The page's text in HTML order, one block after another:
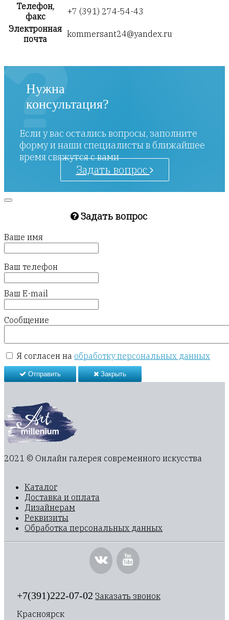
Телефон,
факс
+7 (391) 274-54-43
Электронная
почта
kommersant24@yandex.ru
Нужна
консультация?
Если у вас остались вопросы, заполните
форму и наши специалисты в ближайшее
время свяжутся с вами
Задать вопрос
Задать вопрос
Ваше имя
Ваш телефон
Ваш E-mail
Сообщение
Я согласен на обработку персональных данных
Отправить Закрыть
2021 © Онлайн галерея современного искусства
Каталог
Доставка и оплата
Дизайнерам
Реквизиты
Обработка персональных данных
+7(391)222-07-02 Заказать звонок
Красноярск